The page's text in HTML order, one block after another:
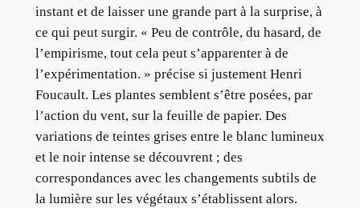
instant et de laisser une grande part à la surprise, à
ce qui peut surgir. « Peu de contrôle, du hasard, de
l’empirisme, tout cela peut s’apparenter à de
l’expérimentation. » précise si justement Henri
Foucault. Les plantes semblent s’être posées, par
l’action du vent, sur la feuille de papier. Des
variations de teintes grises entre le blanc lumineux
et le noir intense se découvrent ; des
correspondances avec les changements subtils de
la lumière sur les végétaux s’établissent alors.